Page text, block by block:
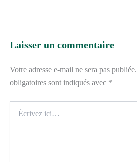
Laisser un commentaire
Votre adresse e-mail ne sera pas publiée.
obligatoires sont indiqués avec *
ici…